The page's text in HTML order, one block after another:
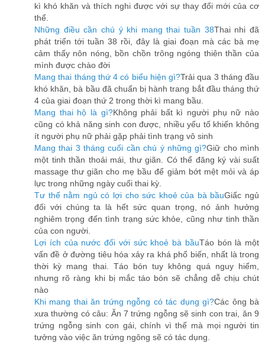
kì khó khăn và thích nghi được với sự thay đổi mới của cơ
thể.
Những điều cần chú ý khi mang thai tuần 38Thai nhi đã
phát triển tới tuần 38 rồi, đây là giai đoạn mà các bà mẹ
cảm thấy nôn nóng, bồn chồn trông ngóng thiên thần của
mình được chào đời
Mang thai tháng thứ 4 có biểu hiện gì?Trải qua 3 tháng đầu
khó khăn, bà bầu đã chuẩn bị hành trang bắt đầu tháng thứ
4 của giai đoạn thứ 2 trong thời kì mang bầu.
Mang thai hộ là gì?Không phải bất kì người phụ nữ nào
cũng có khả năng sinh con được, nhiều yếu tố khiến không
ít người phụ nữ phải gặp phải tình trạng vô sinh
Mang thai 3 tháng cuối cần chú ý những gì?Giữ cho mình
một tinh thần thoải mái, thư giãn. Có thể đăng ký vài suất
massage thư giãn cho mẹ bầu để giảm bớt mệt mỏi và áp
lực trong những ngày cuối thai kỳ.
Tư thế nằm ngủ có lợi cho sức khoẻ của bà bầuGiấc ngủ
đối với chúng ta là hết sức quan trọng, nó ảnh hưởng
nghiêm trọng đến tình trạng sức khỏe, cũng như tinh thần
của con người.
Lợi ích của nước đối với sức khoẻ bà bầuTáo bón là một
vấn đề ở đường tiêu hóa xảy ra khá phổ biến, nhất là trong
thời kỳ mang thai. Táo bón tuy không quá nguy hiểm,
nhưng rõ ràng khi bị mắc táo bón sẽ chẳng dễ chịu chút
nào
Khi mang thai ăn trứng ngỗng có tác dụng gì?Các ông bà
xưa thường có câu: Ăn 7 trứng ngỗng sẽ sinh con trai, ăn 9
trứng ngỗng sinh con gái, chính vì thế mà mọi người tin
tưởng vào việc ăn trứng ngông sẽ có tác dụng.